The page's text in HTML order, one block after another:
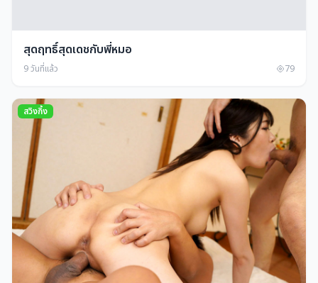
สุดฤทธิ์สุดเดชกับพี่หมอ
9 วันที่แล้ว 79
สวิงกิ้ง